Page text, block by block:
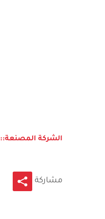
الشركة المصنعة::
مشاركة